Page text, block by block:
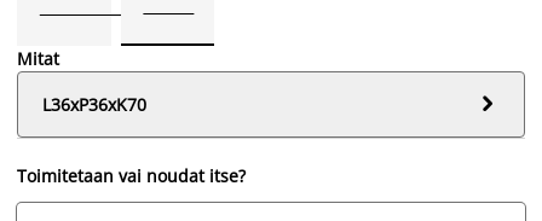
Mitat
L36xP36xK70

Toimitetaan vai noudat itse?